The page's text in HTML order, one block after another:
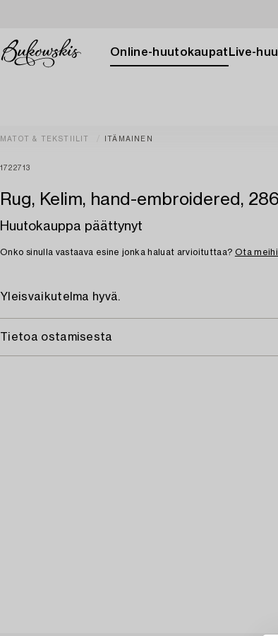
Online-huutokaupat Live-
MATOT & TEKSTIILIT ITÄMAINEN
1722713
Rug, Kelim, hand-embroidered,
Huutokauppa päättynyt
Onko sinulla vastaava esine jonka haluat arvioituttaa? Ota
Yleisvaikutelma hyvä.
Tietoa ostamisesta